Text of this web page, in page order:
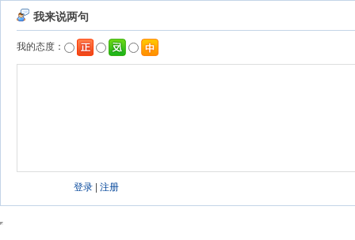
我来说两句
我的态度：
登录 注册